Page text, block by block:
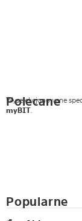
Polecane
Wyselekcjonowane
myBIT.
Popularne